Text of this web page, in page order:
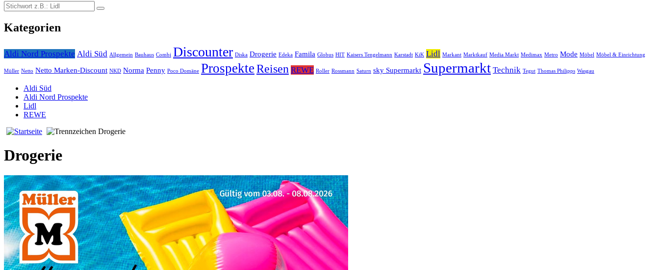
Search
for:
Search
Kategorien
Aldi Nord Prospekte Aldi Süd Allgemein Bauhaus Combi Discounter Diska Drogerie Edeka Famila Globus HIT Kaisers Tengelmann Karstadt KiK Lidl Markant Marktkauf Media Markt Medimax Metro Mode Möbel Möbel & Einrichtung
Müller Netto Netto Marken-Discount NKD Norma Penny Poco Domäne ProspekteReisen REWE Roller Rossmann Saturn sky Supermarkt Supermarkt Technik Tegut Thomas Philipps Wasgau
Aldi Süd
Aldi Nord Prospekte
Lidl
REWE
Drogerie
Drogerie